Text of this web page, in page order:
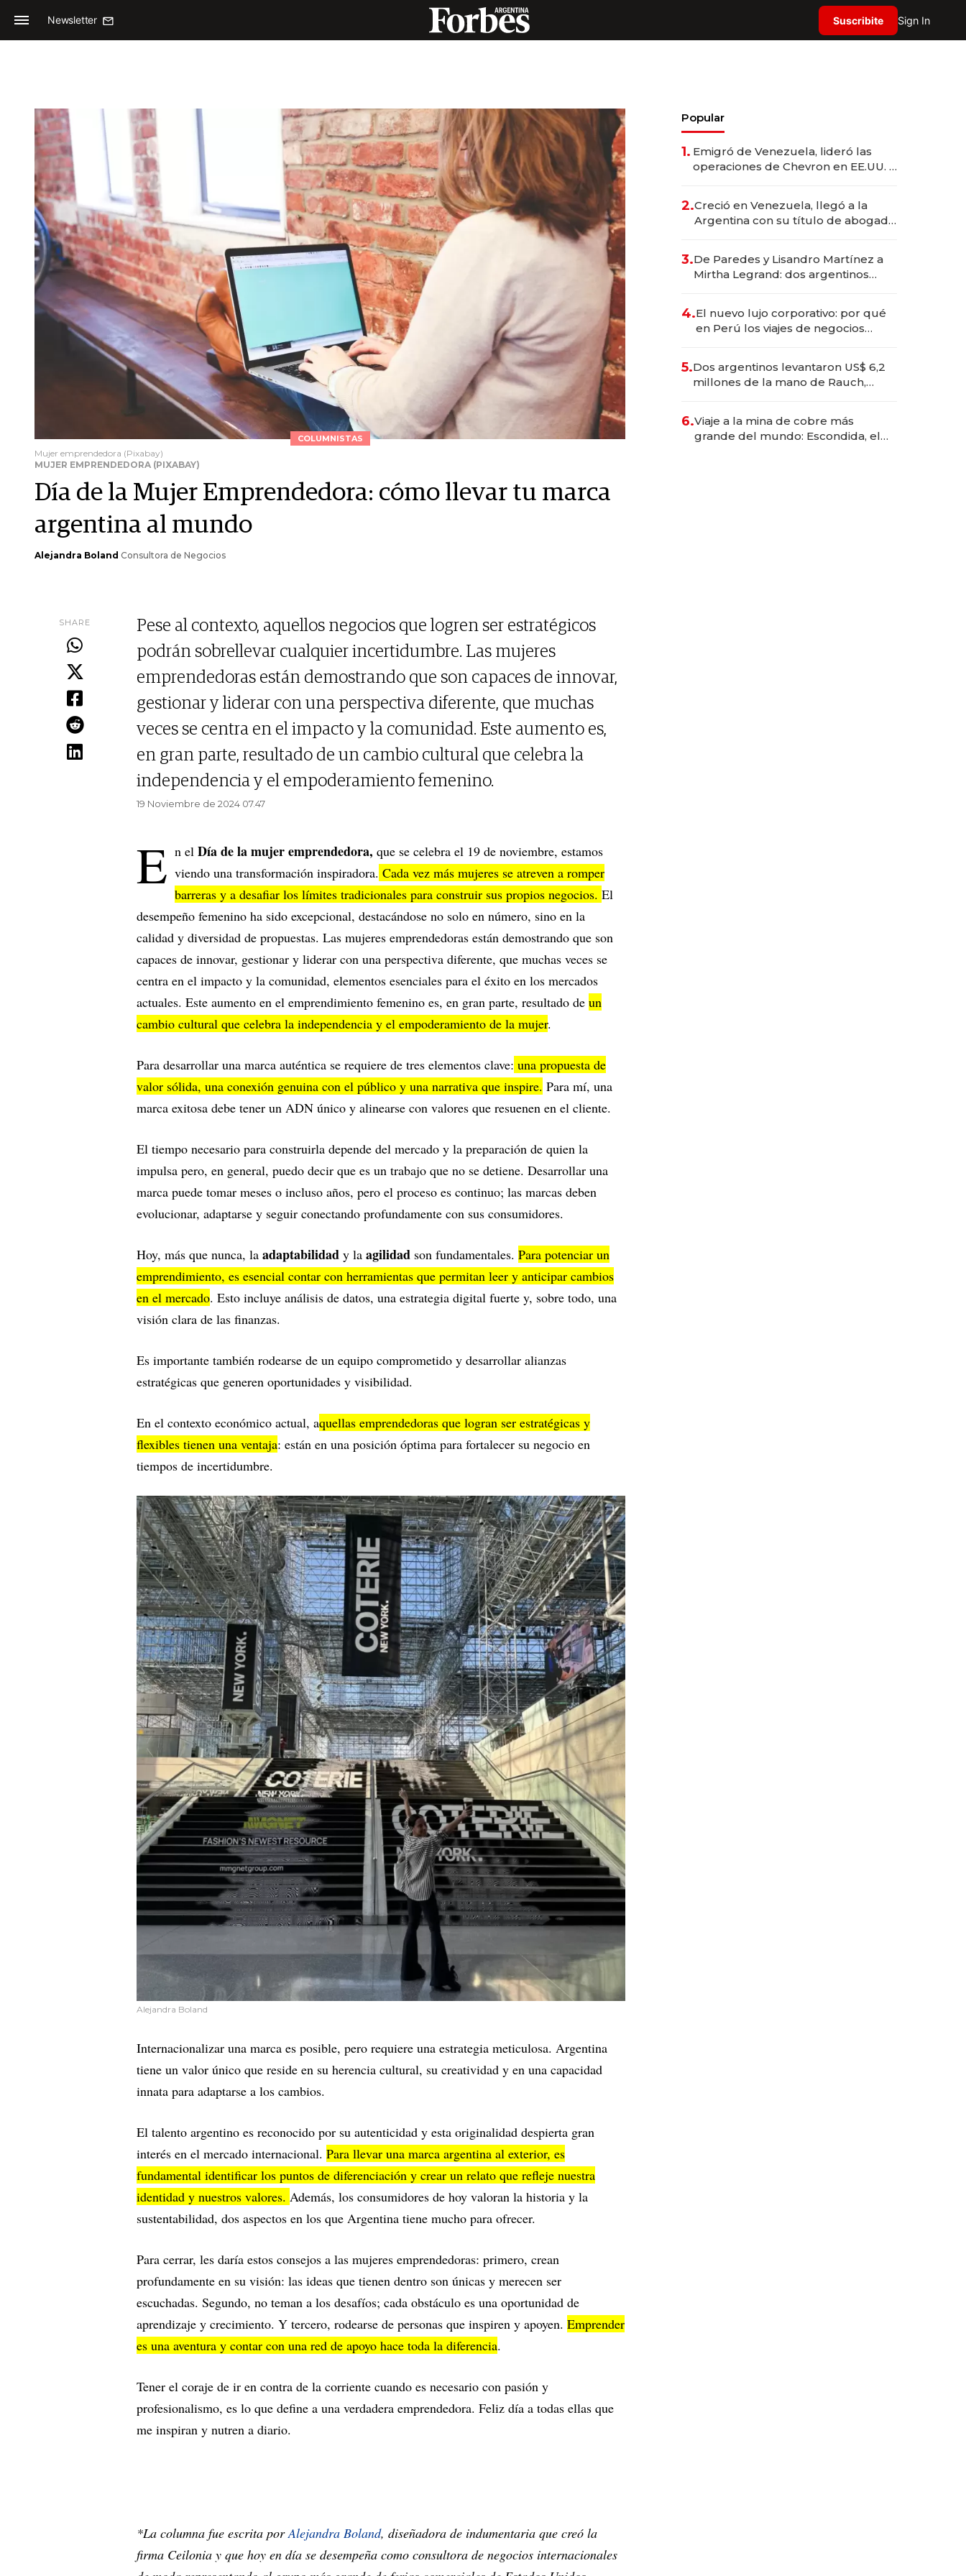
Newsletter Suscribite Sign In
COLUMNISTAS
Mujer emprendedora (Pixabay)
MUJER EMPRENDEDORA (PIXABAY)
Día de la Mujer Emprendedora: cómo llevar tu marca
argentina al mundo
Alejandra Boland Consultora de Negocios
SHARE
Pese al contexto, aquellos negocios que logren ser estratégicos
podrán sobrellevar cualquier incertidumbre. Las mujeres
emprendedoras están demostrando que son capaces de innovar,
gestionar y liderar con una perspectiva diferente, que muchas
veces se centra en el impacto y la comunidad. Este aumento es,
en gran parte, resultado de un cambio cultural que celebra la
independencia y el empoderamiento femenino.
19 Noviembre de 2024 07.47
E n el Día de la mujer emprendedora, que se celebra el 19 de noviembre, estamos
viendo una transformación inspiradora. Cada vez más mujeres se atreven a romper
barreras y a desafiar los límites tradicionales para construir sus propios negocios. El
desempeño femenino ha sido excepcional, destacándose no solo en número, sino en la
calidad y diversidad de propuestas. Las mujeres emprendedoras están demostrando que son
capaces de innovar, gestionar y liderar con una perspectiva diferente, que muchas veces se
centra en el impacto y la comunidad, elementos esenciales para el éxito en los mercados
actuales. Este aumento en el emprendimiento femenino es, en gran parte, resultado de un
cambio cultural que celebra la independencia y el empoderamiento de la mujer.
Para desarrollar una marca auténtica se requiere de tres elementos clave: una propuesta de
valor sólida, una conexión genuina con el público y una narrativa que inspire. Para mí, una
marca exitosa debe tener un ADN único y alinearse con valores que resuenen en el cliente.
El tiempo necesario para construirla depende del mercado y la preparación de quien la
impulsa pero, en general, puedo decir que es un trabajo que no se detiene. Desarrollar una
marca puede tomar meses o incluso años, pero el proceso es continuo; las marcas deben
evolucionar, adaptarse y seguir conectando profundamente con sus consumidores.
Hoy, más que nunca, la adaptabilidad y la agilidad son fundamentales. Para potenciar un
emprendimiento, es esencial contar con herramientas que permitan leer y anticipar cambios
en el mercado. Esto incluye análisis de datos, una estrategia digital fuerte y, sobre todo, una
visión clara de las finanzas.
Es importante también rodearse de un equipo comprometido y desarrollar alianzas
estratégicas que generen oportunidades y visibilidad.
En el contexto económico actual, aquellas emprendedoras que logran ser estratégicas y
flexibles tienen una ventaja: están en una posición óptima para fortalecer su negocio en
tiempos de incertidumbre.
Alejandra Boland
Internacionalizar una marca es posible, pero requiere una estrategia meticulosa. Argentina
tiene un valor único que reside en su herencia cultural, su creatividad y en una capacidad
innata para adaptarse a los cambios.
El talento argentino es reconocido por su autenticidad y esta originalidad despierta gran
interés en el mercado internacional. Para llevar una marca argentina al exterior, es
fundamental identificar los puntos de diferenciación y crear un relato que refleje nuestra
identidad y nuestros valores. Además, los consumidores de hoy valoran la historia y la
sustentabilidad, dos aspectos en los que Argentina tiene mucho para ofrecer.
Para cerrar, les daría estos consejos a las mujeres emprendedoras: primero, crean
profundamente en su visión: las ideas que tienen dentro son únicas y merecen ser
escuchadas. Segundo, no teman a los desafíos; cada obstáculo es una oportunidad de
aprendizaje y crecimiento. Y tercero, rodearse de personas que inspiren y apoyen. Emprender
es una aventura y contar con una red de apoyo hace toda la diferencia.
Tener el coraje de ir en contra de la corriente cuando es necesario con pasión y
profesionalismo, es lo que define a una verdadera emprendedora. Feliz día a todas ellas que
me inspiran y nutren a diario.
*La columna fue escrita porAlejandra Boland, diseñadora de indumentaria que creó la
firma Ceilonia y que hoy en día se desempeña como consultora de negocios internacionales
Popular
1. Emigró de Venezuela, lideró las
operaciones de Chevron en EE.UU. y
2.Creció en Venezuela, llegó a la
Argentina con su título de abogado
marcas "fast premium"
3.De Paredes y Lisandro Martínez a
Mirtha Legrand: dos argentinos
4.El nuevo lujo corporativo: por qué
en Perú los viajes de negocios
transformadoras
5.Dos argentinos levantaron US$ 6,2
millones de la mano de Rauch,
6.Viaje a la mina de cobre más
grande del mundo: Escondida, el